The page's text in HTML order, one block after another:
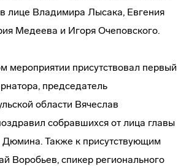
в лице Владимира Лысака, Евгения
Медеева и Игоря Очеповского.
мероприятии присутствовал первый
председатель
области Вячеслав
собравшихся от лица главы
Дюмина. Также к присутствующим
Воробьев, спикер регионального